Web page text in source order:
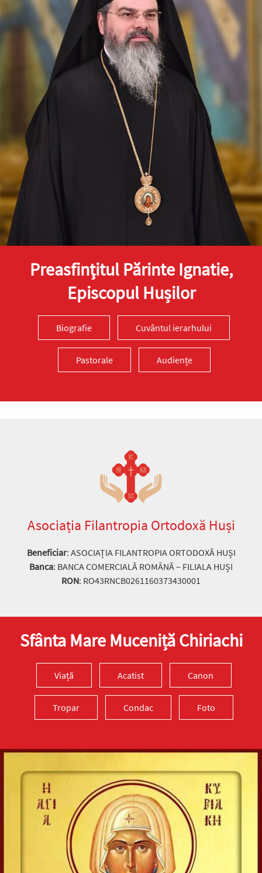
Preasfinţitul Părinte Ignatie,
Episcopul Hușilor
Biografie Cuvântul ierarhului
Pastorale Audiențe
Asociația Filantropia Ortodoxă Huși
Beneficiar: ASOCIAȚIA FILANTROPIA ORTODOXĂ HUȘI
Banca: BANCA COMERCIALĂ ROMÂNĂ – FILIALA HUȘI
RON: RO43RNCB0261160373430001
Sfânta Mare Muceniță Chiriachi
Viață Acatist Canon
Tropar Condac Foto